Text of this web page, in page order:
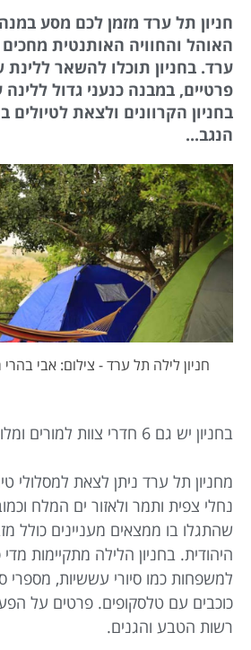
חניון תל ערד מזמן לכם מסע
האוהל והחוויה האותנטית
ערד. בחניון תוכלו להשאר
פרטיים, במבנה כנעני גדול ללינה
בחניון הקרוונים ולצאת לטיולים
הנגב...
חניון לילה תל ערד - צילום: אבי
בחניון יש גם 6 חדרי צוות למורים ומלווי קבוצות מאורגנות.
מחניון תל ערד ניתן לצאת למסלולי
נחלי צפית ותמר ולאזור ים המלח
שהתגלו בו ממצאים מעניינים כולל
היהודית. בחניון הלילה מתקיימות
למשפחות כמו סיורי עששיות, מספרי
כוכבים עם טלסקופים. פרטים על
רשות הטבע והגנים.